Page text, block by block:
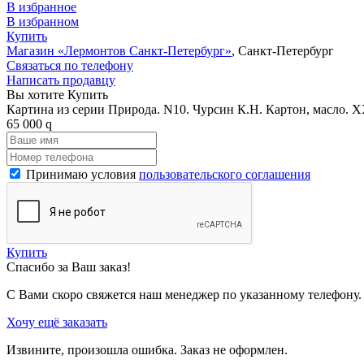
В избранное
В избранном
Купить
Магазин «Лермонтов Санкт-Петербург», Санкт-Петербург
Связаться по телефону
Написать продавцу
Вы хотите Купить
Картина из серии Природа. N10. Чурсин К.Н. Картон, масло.
65 000 q
Принимаю условия пользовательского соглашения
Купить
Спасибо за Ваш заказ!
С Вами скоро свяжется наш менеджер по указанному телефону.
Хочу ещё заказать
Извините, произошла ошибка. Заказ не оформлен.